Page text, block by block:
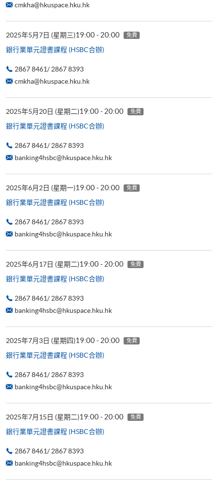
cmkha@hkuspace.hku.hk
2025年5月7日 (星期三)19:00 - 20:00 免費
銀行業單元證書課程 (HSBC合辦)
2867 8461/ 2867 8393
cmkha@hkuspace.hku.hk
2025年5月20日 (星期二)19:00 - 20:00 免費
銀行業單元證書課程 (HSBC合辦)
2867 8461/ 2867 8393
banking4hsbc@hkuspace.hku.hk
2025年6月2日 (星期一)19:00 - 20:00 免費
銀行業單元證書課程 (HSBC合辦)
2867 8461/ 2867 8393
banking4hsbc@hkuspace.hku.hk
2025年6月17日 (星期二)19:00 - 20:00 免費
銀行業單元證書課程 (HSBC合辦)
2867 8461/ 2867 8393
banking4hsbc@hkuspace.hku.hk
2025年7月3日 (星期四)19:00 - 20:00 免費
銀行業單元證書課程 (HSBC合辦)
2867 8461/ 2867 8393
banking4hsbc@hkuspace.hku.hk
2025年7月15日 (星期二)19:00 - 20:00 免費
銀行業單元證書課程 (HSBC合辦)
2867 8461/ 2867 8393
banking4hsbc@hkuspace.hku.hk